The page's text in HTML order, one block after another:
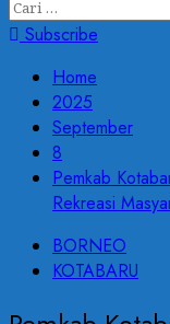
Cari
untuk:
Subscribe
Home
2025
September
8
Pemkab
Rekreasi
BORNEO
KOTABARU